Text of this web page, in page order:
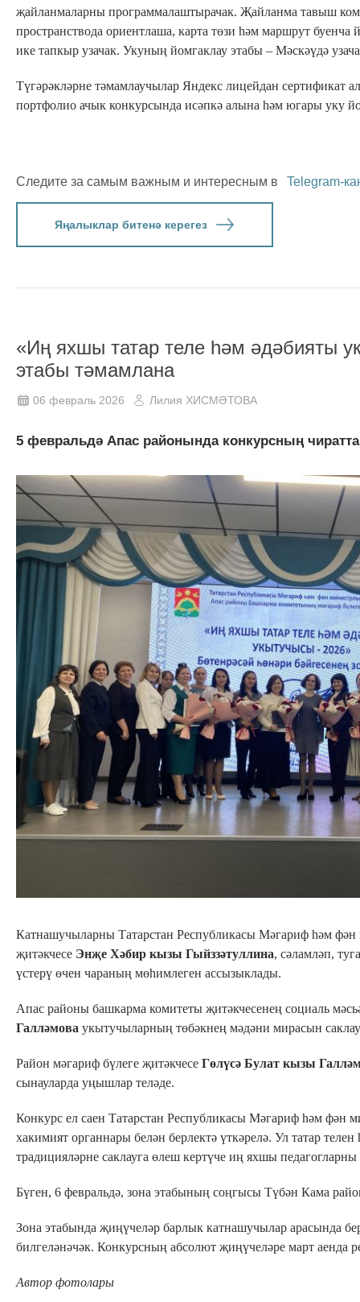
җайланмаларны программалаштырачак. Җайланма тавыш
пространствода ориентлаша, карта төзи һәм маршрут буенча
ике тапкыр узачак. Укуның йомгаклау этабы – Мәскәүдә
Түгәрәкләрне тәмамлаучылар Яндекс лицейдан сертификат
портфолио ачык конкурсында исәпкә алына һәм югары уку
Следите за самым важным и интересным в Telegram-
Яңалыклар битенә керегез
«Иң яхшы татар теле һәм әдәбияты
этабы тәмамлана
06 февраль 2026 Лилия ХИСМӘТОВА
5 февральдә Апас районында конкурсның
Катнашучыларны Татарстан Республикасы Мәгариф һәм
җитәкчесе Энҗе Хәбир кызы Гыйззәтуллина, сәламләп,
үстерү өчен чараның мөһимлеген ассызыклады.
Апас районы башкарма комитеты җитәкчесенең социаль
Галләмова укытучыларның төбәкнең мәдәни мирасын
Район мәгариф бүлеге җитәкчесе Гөлүсә Булат кызы
сынауларда уңышлар теләде.
Конкурс ел саен Татарстан Республикасы Мәгариф һәм фән
хакимият органнары белән берлектә үткәрелә. Ул татар
традицияләрне саклауга өлеш кертүче иң яхшы
Бүген, 6 февральдә, зона этабының соңгысы Түбән Кама
Зона этабында җиңүчеләр барлык катнашучылар арасында
билгеләнәчәк. Конкурсның абсолют җиңүчеләре март аенда
Автор фотолары